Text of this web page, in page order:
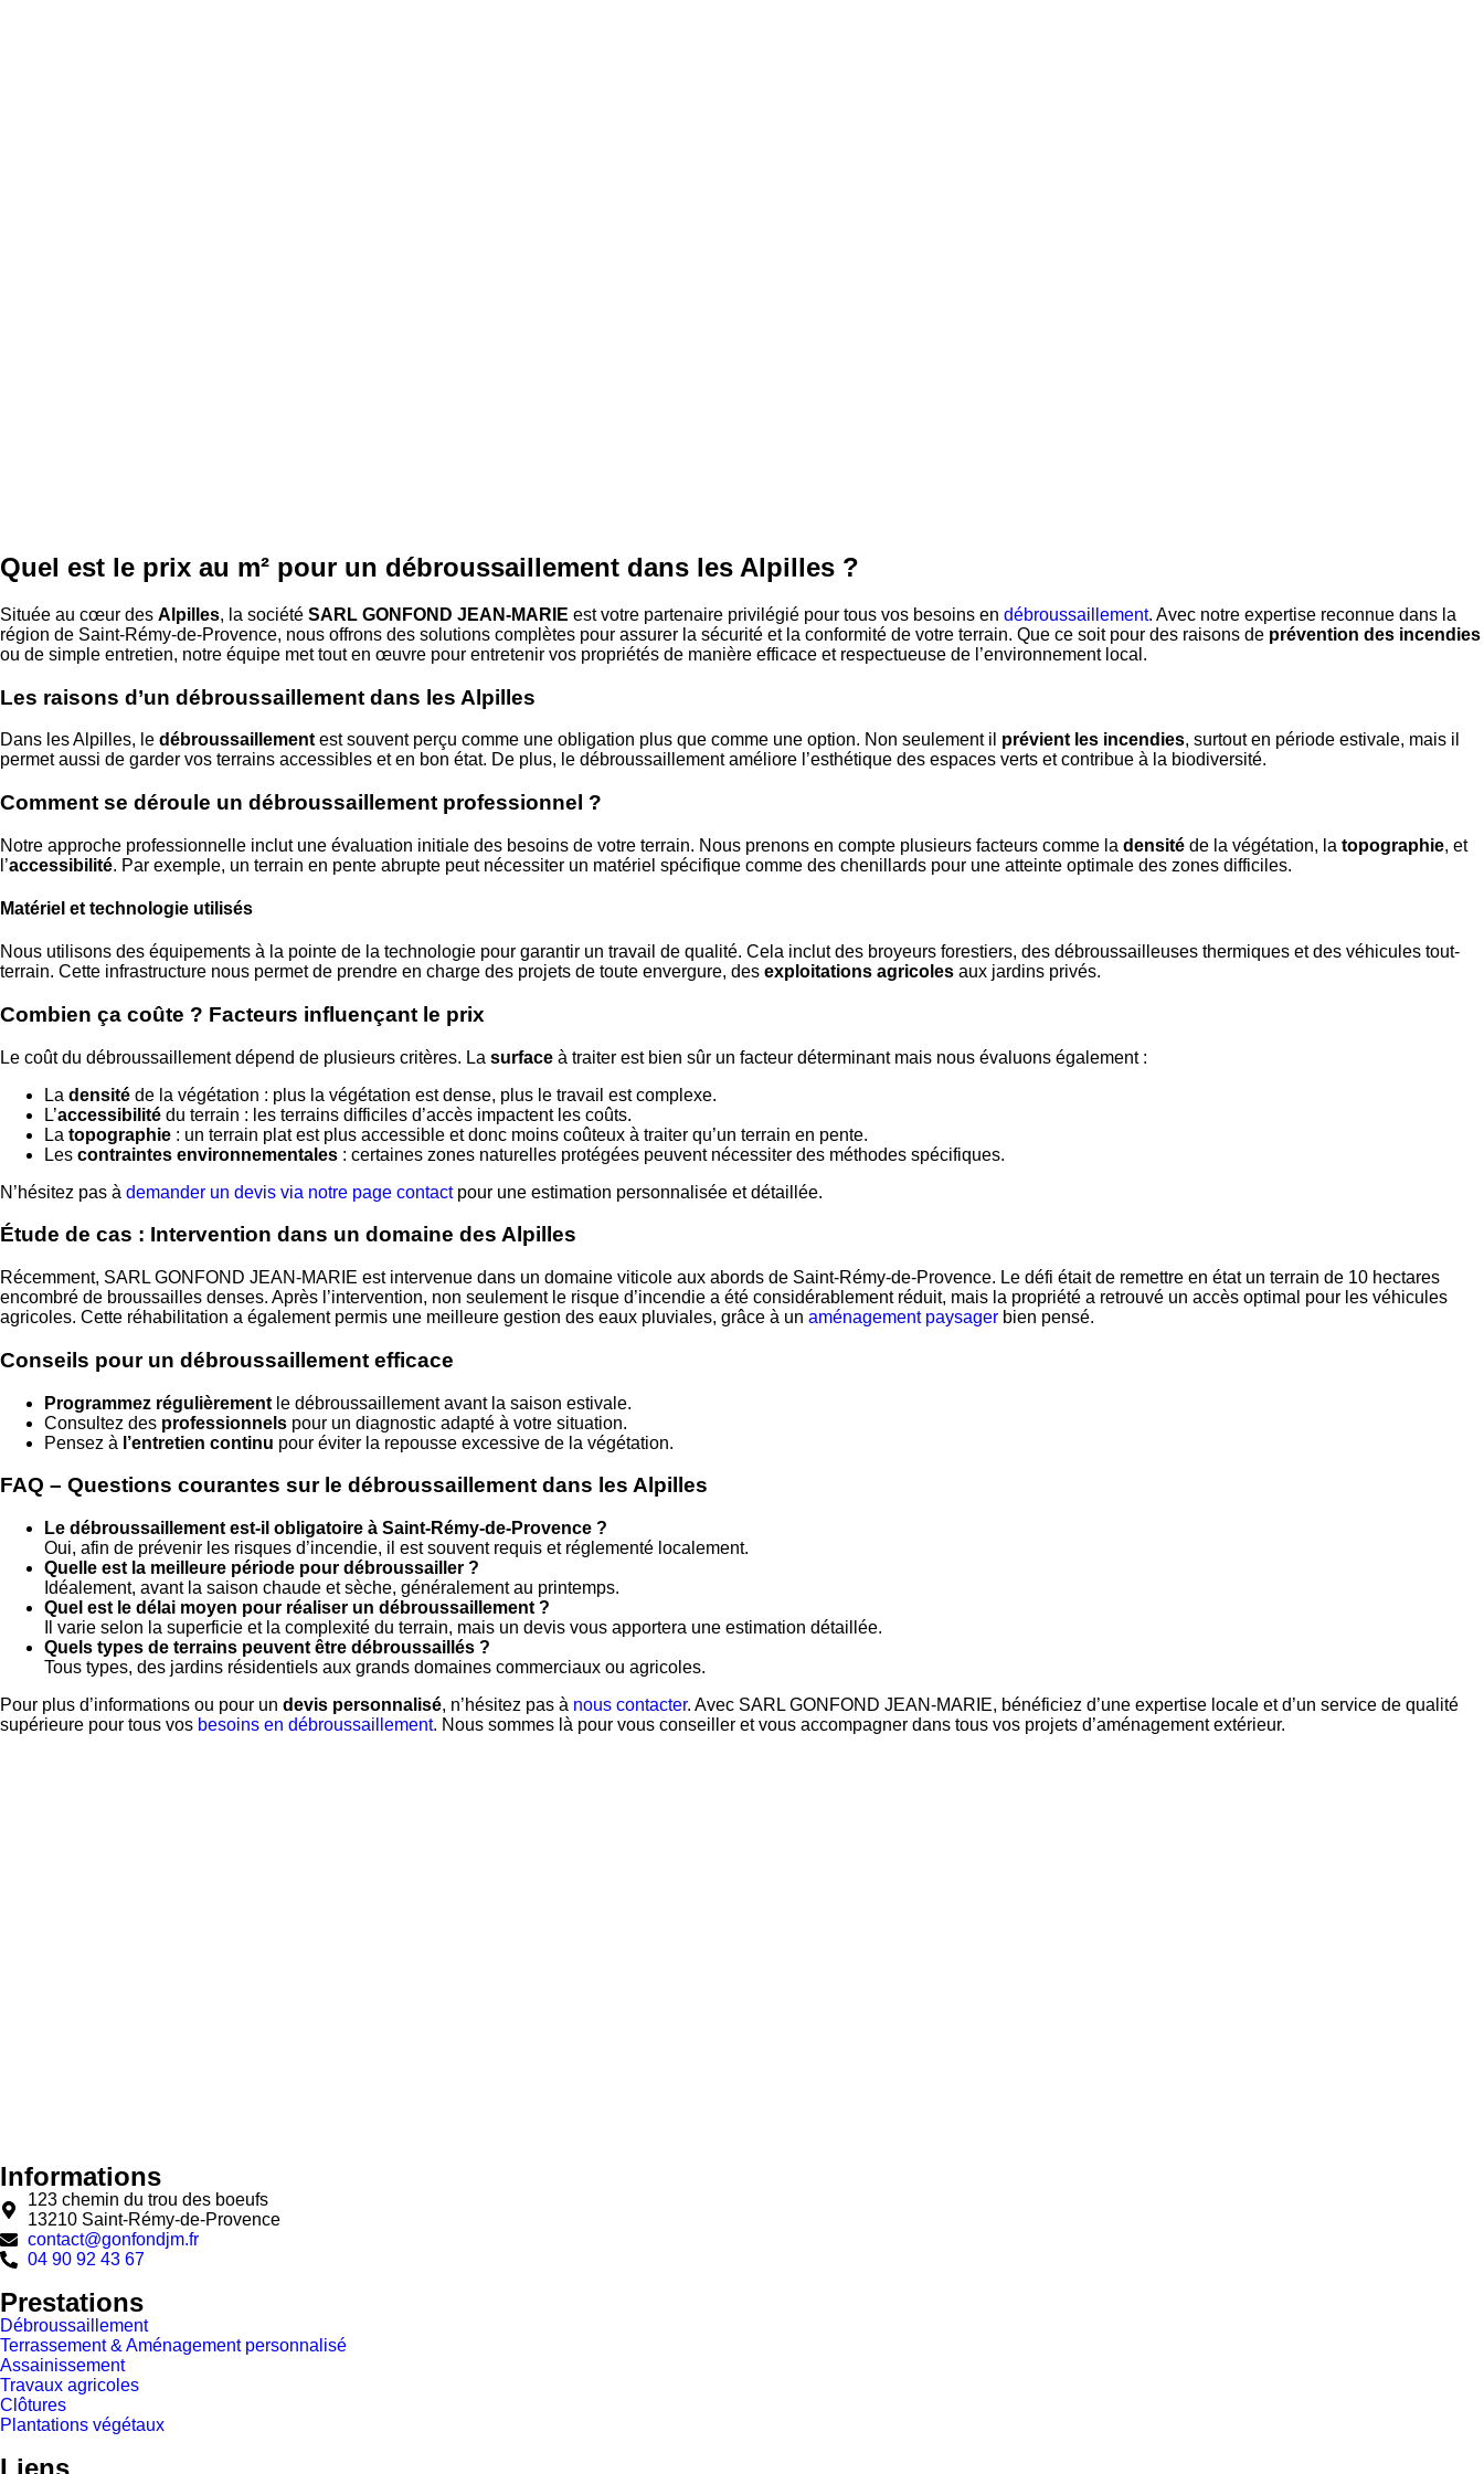
Quel est le prix au m² pour un débroussaillement dans les Alpilles ?
Située au cœur des Alpilles, la société SARL GONFOND JEAN-MARIE est votre partenaire privilégié pour tous vos besoins en débroussaillement. Avec notre expertise reconnue dans la
région de Saint-Rémy-de-Provence, nous offrons des solutions complètes pour assurer la sécurité et la conformité de votre terrain. Que ce soit pour des raisons de prévention des incendies
ou de simple entretien, notre équipe met tout en œuvre pour entretenir vos propriétés de manière efficace et respectueuse de l’environnement local.
Les raisons d’un débroussaillement dans les Alpilles
Dans les Alpilles, le débroussaillement est souvent perçu comme une obligation plus que comme une option. Non seulement il prévient les incendies, surtout en période estivale, mais il
permet aussi de garder vos terrains accessibles et en bon état. De plus, le débroussaillement améliore l’esthétique des espaces verts et contribue à la biodiversité.
Comment se déroule un débroussaillement professionnel ?
Notre approche professionnelle inclut une évaluation initiale des besoins de votre terrain. Nous prenons en compte plusieurs facteurs comme la densité de la végétation, la topographie, et
l’accessibilité. Par exemple, un terrain en pente abrupte peut nécessiter un matériel spécifique comme des chenillards pour une atteinte optimale des zones difficiles.
Matériel et technologie utilisés
Nous utilisons des équipements à la pointe de la technologie pour garantir un travail de qualité. Cela inclut des broyeurs forestiers, des débroussailleuses thermiques et des véhicules tout-
terrain. Cette infrastructure nous permet de prendre en charge des projets de toute envergure, des exploitations agricoles aux jardins privés.
Combien ça coûte ? Facteurs influençant le prix
Le coût du débroussaillement dépend de plusieurs critères. La surface à traiter est bien sûr un facteur déterminant mais nous évaluons également :
La densité de la végétation : plus la végétation est dense, plus le travail est complexe.
L’accessibilité du terrain : les terrains difficiles d’accès impactent les coûts.
La topographie : un terrain plat est plus accessible et donc moins coûteux à traiter qu’un terrain en pente.
Les contraintes environnementales : certaines zones naturelles protégées peuvent nécessiter des méthodes spécifiques.
N’hésitez pas à demander un devis via notre page contactpour une estimation personnalisée et détaillée.
Étude de cas : Intervention dans un domaine des Alpilles
Récemment, SARL GONFOND JEAN-MARIE est intervenue dans un domaine viticole aux abords de Saint-Rémy-de-Provence. Le défi était de remettre en état un terrain de 10 hectares
encombré de broussailles denses. Après l’intervention, non seulement le risque d’incendie a été considérablement réduit, mais la propriété a retrouvé un accès optimal pour les véhicules
agricoles. Cette réhabilitation a également permis une meilleure gestion des eaux pluviales, grâce à un aménagement paysager bien pensé.
Conseils pour un débroussaillement efficace
Programmez régulièrement le débroussaillement avant la saison estivale.
Consultez des professionnels pour un diagnostic adapté à votre situation.
Pensez à l’entretien continu pour éviter la repousse excessive de la végétation.
FAQ – Questions courantes sur le débroussaillement dans les Alpilles
Le débroussaillement est-il obligatoire à Saint-Rémy-de-Provence ?
Oui, afin de prévenir les risques d’incendie, il est souvent requis et réglementé localement.
Quelle est la meilleure période pour débroussailler ?
Idéalement, avant la saison chaude et sèche, généralement au printemps.
Quel est le délai moyen pour réaliser un débroussaillement ?
Il varie selon la superficie et la complexité du terrain, mais un devis vous apportera une estimation détaillée.
Quels types de terrains peuvent être débroussaillés ?
Tous types, des jardins résidentiels aux grands domaines commerciaux ou agricoles.
Pour plus d’informations ou pour un devis personnalisé, n’hésitez pas à nous contacter. Avec SARL GONFOND JEAN-MARIE, bénéficiez d’une expertise locale et d’un service de qualité
supérieure pour tous vos besoins en débroussaillement. Nous sommes là pour vous conseiller et vous accompagner dans tous vos projets d’aménagement extérieur.
Informations
123 chemin du trou des boeufs
13210 Saint-Rémy-de-Provence
contact@gonfondjm.fr
04 90 92 43 67
Prestations
Débroussaillement
Terrassement & Aménagement personnalisé
Assainissement
Travaux agricoles
Clôtures
Plantations végétaux
Liens